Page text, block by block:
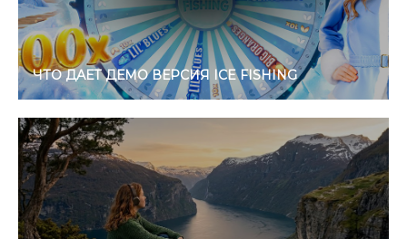
ЧТО ДАЕТ ДЕМО ВЕРСИЯ ICE FISHING